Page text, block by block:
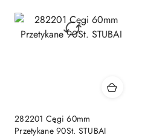
282201 Cęgi 60mm
Przetykane 90St. STUBAI